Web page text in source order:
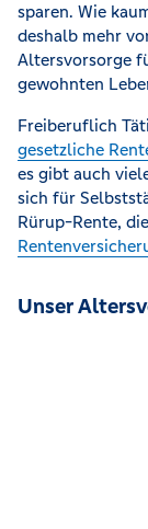
sparen. Wie
deshalb mehr
Altersvorsorge
gewohnten
Freiberuflich
gesetzliche
es gibt auch
sich für
Rürup-Rente,
Unser